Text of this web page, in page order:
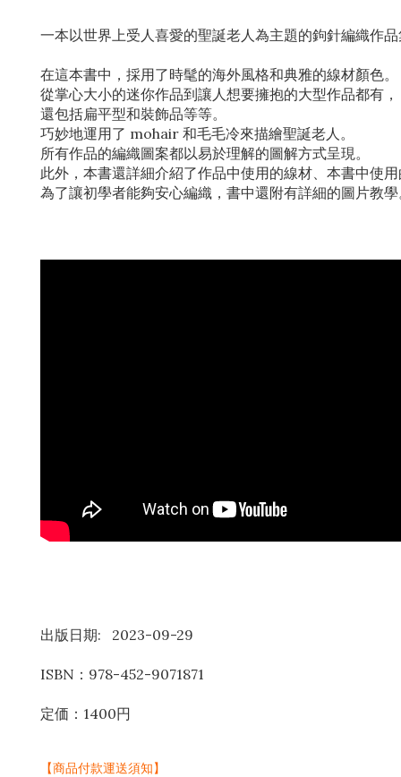
一本以世界上受人喜愛的聖誕老人為主題的鉤針編織作
在這本書中，採用了時髦的海外風格和典雅的線材顏色。
從掌心大小的迷你作品到讓人想要擁抱的大型作品都有，
還包括扁平型和裝飾品等等。
巧妙地運用了 mohair 和毛毛冷來描繪聖誕老人。
所有作品的編織圖案都以易於理解的圖解方式呈現。
此外，本書還詳細介紹了作品中使用的線材、本書中使
為了讓初學者能夠安心編織，書中還附有詳細的圖片教
出版日期: 2023-09-29
ISBN：978-452-9071871
定価：1400円
【商品付款運送須知】